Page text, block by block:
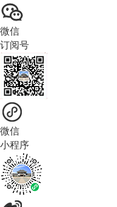
微信
订阅号
微信
小程序